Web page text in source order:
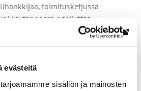
evästeitä
sisällön ja mainosten
toimitusketjussa
käytännössä edellyttää
ja…